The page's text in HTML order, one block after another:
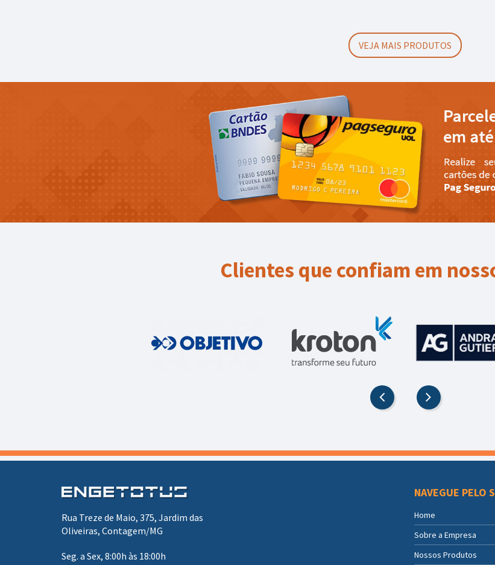
VEJA MAIS PRODUTOS
Clientes que confiam em
Rua Treze de Maio, 375, Jardim das
Oliveiras, Contagem/MG
Seg. a Sex, 8:00h às 18:00h
NAVEGUE PELO
Home
Sobre a Empresa
Nossos Produtos